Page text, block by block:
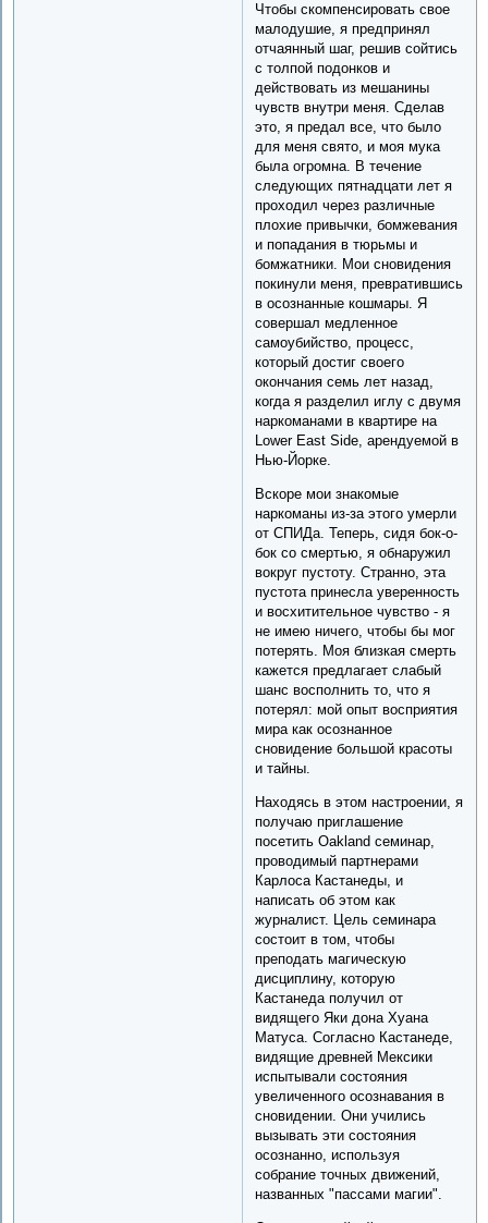
Чтобы скомпенсировать свое
малодушие, я предпринял
отчаянный шаг, решив сойтись
с толпой подонков и
действовать из мешанины
чувств внутри меня. Сделав
это, я предал все, что было
для меня свято, и моя мука
была огромна. В течение
следующих пятнадцати лет я
проходил через различные
плохие привычки, бомжевания
и попадания в тюрьмы и
бомжатники. Мои сновидения
покинули меня, превратившись
в осознанные кошмары. Я
совершал медленное
самоубийство, процесс,
который достиг своего
окончания семь лет назад,
когда я разделил иглу с двумя
наркоманами в квартире на
Lower East Side, арендуемой в
Нью-Йорке.
Вскоре мои знакомые
наркоманы из-за этого умерли
от СПИДа. Теперь, сидя бок-о-
бок со смертью, я обнаружил
вокруг пустоту. Странно, эта
пустота принесла уверенность
и восхитительное чувство - я
не имею ничего, чтобы бы мог
потерять. Моя близкая смерть
кажется предлагает слабый
шанс восполнить то, что я
потерял: мой опыт восприятия
мира как осознанное
сновидение большой красоты
и тайны.
Находясь в этом настроении, я
получаю приглашение
посетить Oakland семинар,
проводимый партнерами
Карлоса Кастанеды, и
написать об этом как
журналист. Цель семинара
состоит в том, чтобы
преподать магическую
дисциплину, которую
Кастанеда получил от
видящего Яки дона Хуана
Матуса. Согласно Кастанеде,
видящие древней Мексики
испытывали состояния
увеличенного осознавания в
сновидении. Они учились
вызывать эти состояния
осознанно, используя
собрание точных движений,
названных "пассами магии".